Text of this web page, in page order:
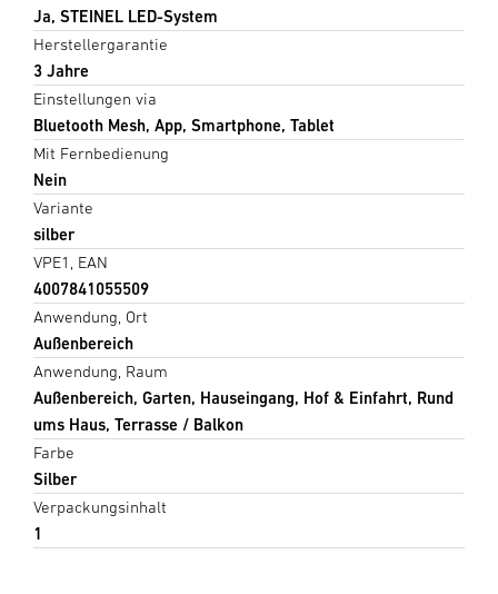
Ja, STEINEL LED-System
Herstellergarantie
3 Jahre
Einstellungen via
Bluetooth Mesh, App, Smartphone, Tablet
Mit Fernbedienung
Nein
Variante
silber
VPE1, EAN
4007841055509
Anwendung, Ort
Außenbereich
Anwendung, Raum
Außenbereich, Garten, Hauseingang, Hof & Einfahrt, Rund
ums Haus, Terrasse / Balkon
Farbe
Silber
Verpackungsinhalt
1